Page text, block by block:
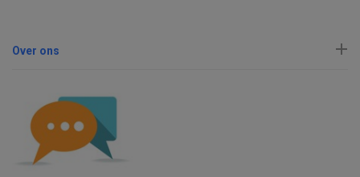
Over ons